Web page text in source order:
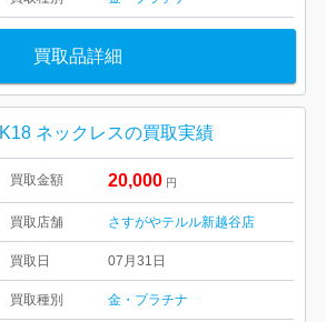
買取品詳細
K18 ネックレスの買取実績
買取金額 20,000 円
買取店舗 さすがやテルル新越谷店
買取日 07月31日
買取種別 金・プラチナ